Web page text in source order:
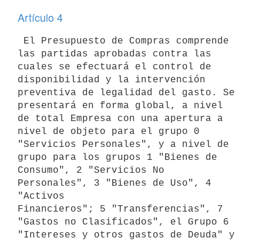
Artículo 4
las partidas aprobadas contra las
cuales se efectuará el control de
disponibilidad y la intervención
preventiva de legalidad del gasto. Se
presentará en forma global, a nivel
de total Empresa con una apertura a
nivel de objeto para el grupo 0
"Servicios Personales", y a nivel de
grupo para los grupos 1 "Bienes de
Consumo", 2 "Servicios No
Personales", 3 "Bienes de Uso", 4
"Activos
Financieros"; 5 "Transferencias", 7
"Gastos no Clasificados", el Grupo 6
"Intereses y otros gastos de Deuda" y